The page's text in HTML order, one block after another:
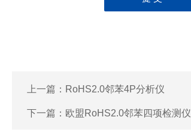
上一篇： RoHS2.0邻苯4P分析仪
下一篇： 欧盟RoHS2.0邻苯四项检测仪